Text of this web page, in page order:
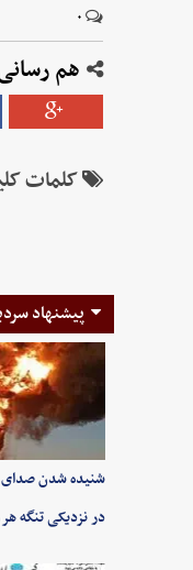
۰
هم
کلمات
پیشنهاد
شنیده شدن صدای
در نزدیکی تنگه